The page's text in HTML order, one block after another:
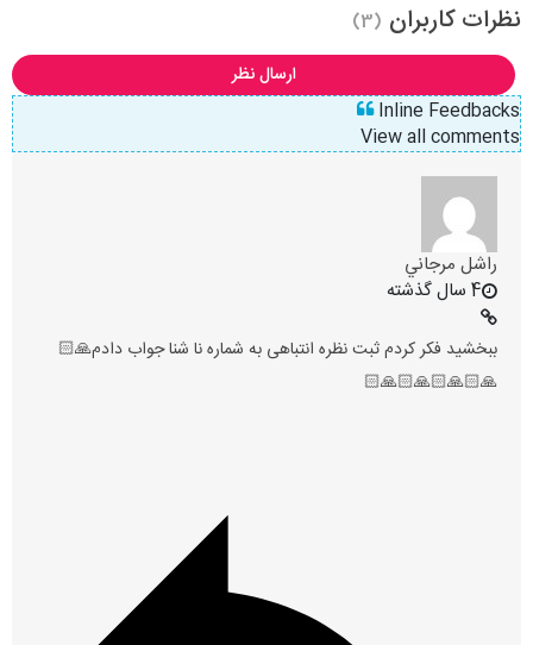
نظرات کاربران (3)
ارسال نظر
Inline Feedbacks
View all comments
راشل مرجاني
4 سال گذشته
ببخشید فکر کردم ثبت نظره انتباهی به شماره نا شنا جواب دادم🙏🏻
🙏🏻🙏🏻🙏🏻🙏🏻